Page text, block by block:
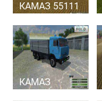
КАМАЗ 55111
КАМАЗ